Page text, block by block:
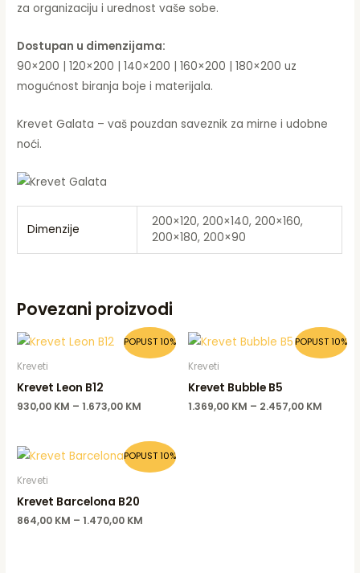
za organizaciju i urednost vaše sobe.
Dostupan u dimenzijama:
90×200 | 120×200 | 140×200 | 160×200 | 180×200 uz
mogućnost biranja boje i materijala.
Krevet Galata – vaš pouzdan saveznik za mirne i udobne
noći.
Dimenzije
200×120, 200×140, 200×160,
200×180, 200×90
Povezani proizvodi
POPUST 10%
Kreveti
Krevet Leon B12
930,00 KM –1.673,00 KM
POPUST 10%
Kreveti
Krevet Bubble B5
1.369,00 KM – 2.457,00 KM
POPUST 10%
Kreveti
Krevet Barcelona B20
864,00 KM –1.470,00 KM